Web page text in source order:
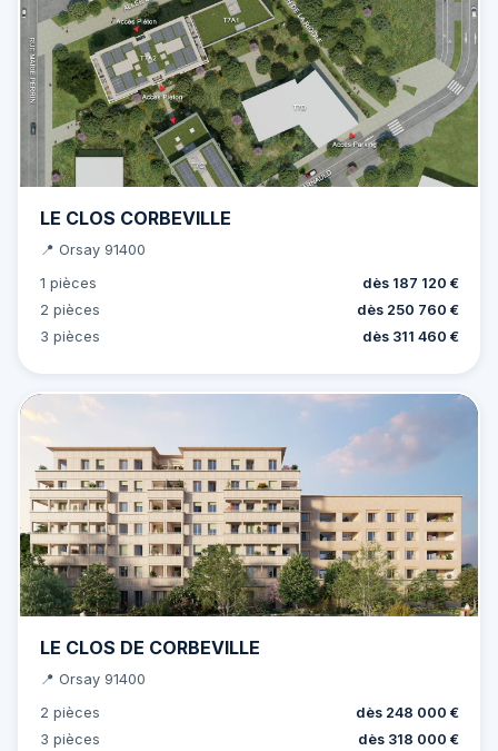
LE CLOS CORBEVILLE
📍 Orsay 91400
1 pièces
dès 187 120 €
2 pièces
dès 250 760 €
3 pièces
dès 311 460 €
LE CLOS DE CORBEVILLE
📍 Orsay 91400
2 pièces
dès 248 000 €
3 pièces
dès 318 000 €